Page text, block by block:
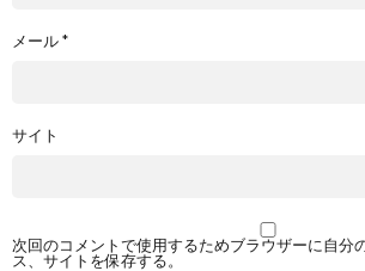
メール*
サイト
次回のコメントで使用するためブラウザーに自分
ス、サイトを保存する。